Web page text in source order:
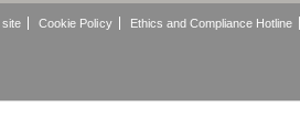
site Cookie Policy Ethics and Compliance Hotline